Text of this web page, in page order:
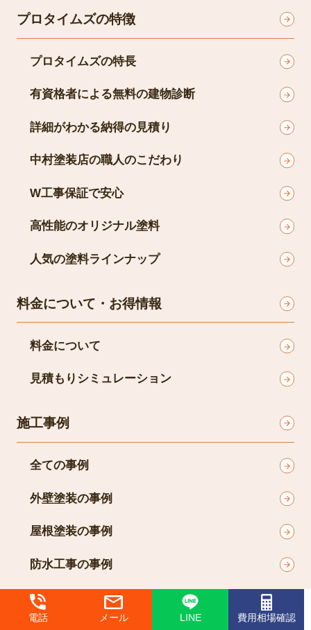
プロタイムズの特徴
プロタイムズの特長
有資格者による無料の建物診断
詳細がわかる納得の見積り
中村塗装店の職人のこだわり
W工事保証で安心
高性能のオリジナル塗料
人気の塗料ラインナップ
料金について・お得情報
料金について
見積もりシミュレーション
施工事例
全ての事例
外壁塗装の事例
屋根塗装の事例
防水工事の事例
屋根葺き替え
電話 メール LINE 費用相場確認